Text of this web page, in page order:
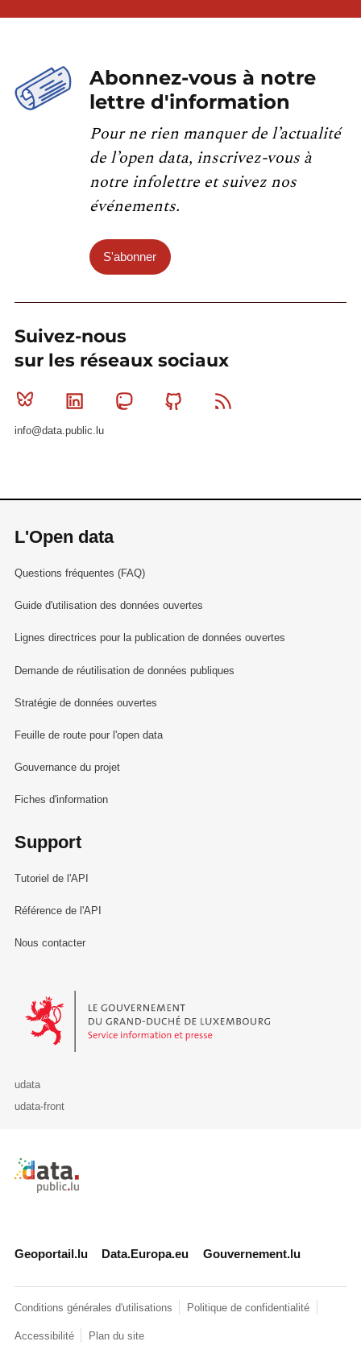
Abonnez-vous à notre
lettre d'information
Pour ne rien manquer de l’actualité
de l’open data, inscrivez-vous à
notre infolettre et suivez nos
événements.
S'abonner
Suivez-nous
sur les réseaux sociaux
Bluesky Linkedin MastodonGithub
info@data.public.lu
L'Open data
Questions fréquentes (FAQ)
Guide d'utilisation des données ouvertes
Lignes directrices pour la publication de données ouvertes
Demande de réutilisation de données publiques
Stratégie de données ouvertes
Feuille de route pour l'open data
Gouvernance du projet
Fiches d'information
Support
Tutoriel de l'API
Référence de l'API
Nous contacter
Le Gouvernement du Grand-Duché de Luxembourg - Service
udata
udata-front
Retour à l'accueil de data.public.lu
Geoportail.lu Data.Europa.eu Gouvernement.lu
Conditions générales d'utilisations Politique de confidentialité
Accessibilité Plan du site